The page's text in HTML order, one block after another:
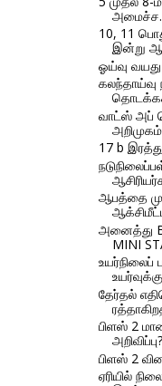
10, 11
இன்று
ஓய்வு
கலந்தாய்வு
வாட்ஸ் அப்
17 b
ஆபத்தை
அனைத்து
MINI
உயர்நிலைப்
தேர்தல்
பிளஸ் 2
அறிவிப்பு?
பிளஸ் 2
ஏரியில்